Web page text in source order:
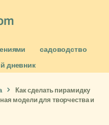
садоводство
дневник
Как сделать пирамидку
модели для творчества и